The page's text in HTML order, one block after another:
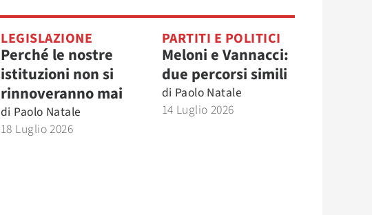
LEGISLAZIONE
Perché le nostre
istituzioni non si
rinnoveranno mai
di Paolo Natale
18 Luglio 2026
PARTITI E POLITICI
Meloni e Vannacci:
due percorsi simili
di Paolo Natale
14 Luglio 2026